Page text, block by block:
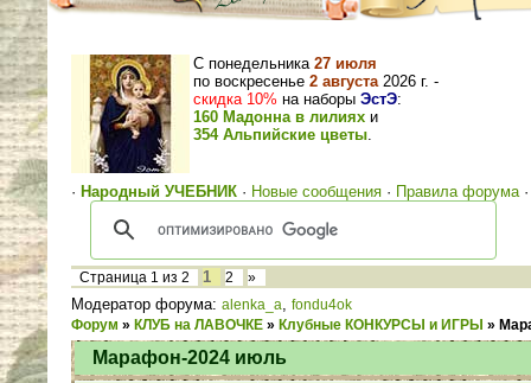
С понедельника 27 июля
по воскресенье 2 августа 2026 г. -
скидка 10% на наборы ЭстЭ:
160 Мадонна в лилиях и
354 Альпийские цветы.
· Народный УЧЕБНИК · Новые сообщения · Правила форума
Страница 1 из 2 1 2 »
Модератор форума: alenka_a, fondu4ok
Форум » КЛУБ на ЛАВОЧКЕ » Клубные КОНКУРСЫ и ИГРЫ »
Марафон-2024 июль